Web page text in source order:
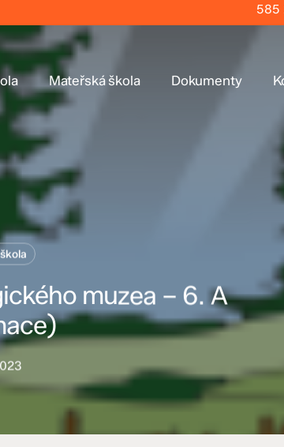
585
Mateřská škola Dokumenty
muzea – 6. A